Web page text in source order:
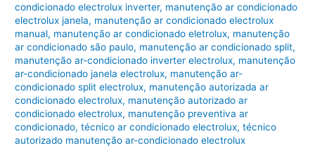
condicionado electrolux inverter, manutenção ar condicionado
electrolux janela, manutenção ar condicionado electrolux
manual, manutenção ar condicionado eletrolux, manutenção
ar condicionado são paulo, manutenção ar condicionado split,
manutenção ar-condicionado inverter electrolux, manutenção
ar-condicionado janela electrolux, manutenção ar-
condicionado split electrolux, manutenção autorizada ar
condicionado electrolux, manutenção autorizado ar
condicionado electrolux, manutenção preventiva ar
condicionado,técnico ar condicionado electrolux,técnico
autorizado manutenção ar-condicionado electrolux